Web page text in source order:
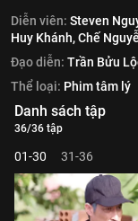
Diễn viên: Steven
Huy Khánh,Chế
Đạo diễn: Trần Bửu
Thể loại: Phim tâm lý
Danh sách tập
36/36 tập
01-30 31-36